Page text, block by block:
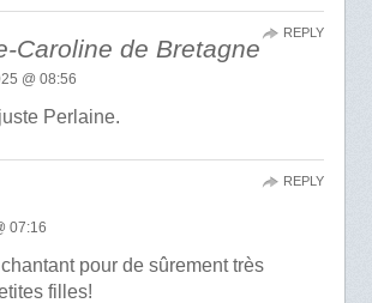
Caroline de Bretagne
@ 08:56
Perlaine.
REPLY
07:16
pour de sûrement très
filles!
REPLY